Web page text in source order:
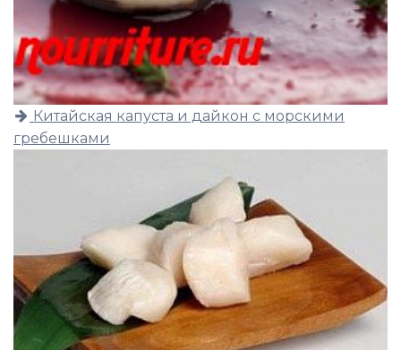
Китайская капуста и дайкон с морскими
гребешками